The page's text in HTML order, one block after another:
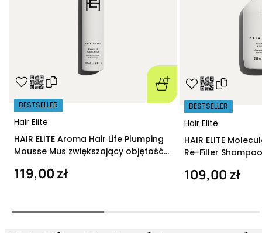
Hair Elite
BESTSELLER
HAIR ELITE Aroma Hair Life Plumping
Mousse Mus zwiększający objętość
119,00 zł
Hair Elite
BESTSELLER
HAIR ELITE
Re-Filler
109,00 zł